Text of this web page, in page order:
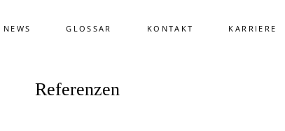
NEWS GLOSSAR KONTAKT KARRIERE
Referenzen